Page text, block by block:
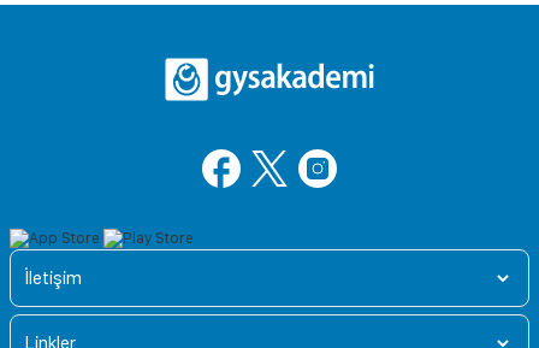
İletişim
Linkler